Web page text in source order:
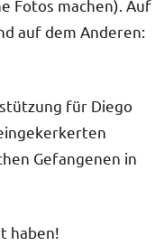
Fotos machen). Auf
auf dem Anderen:
für Diego
Gefangenen in
haben!